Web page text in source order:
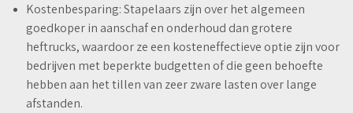
Kostenbesparing: Stapelaars zijn over het algemeen
goedkoper in aanschaf en onderhoud dan grotere
heftrucks, waardoor ze een kosteneffectieve optie zijn voor
bedrijven met beperkte budgetten of die geen behoefte
hebben aan het tillen van zeer zware lasten over lange
afstanden.